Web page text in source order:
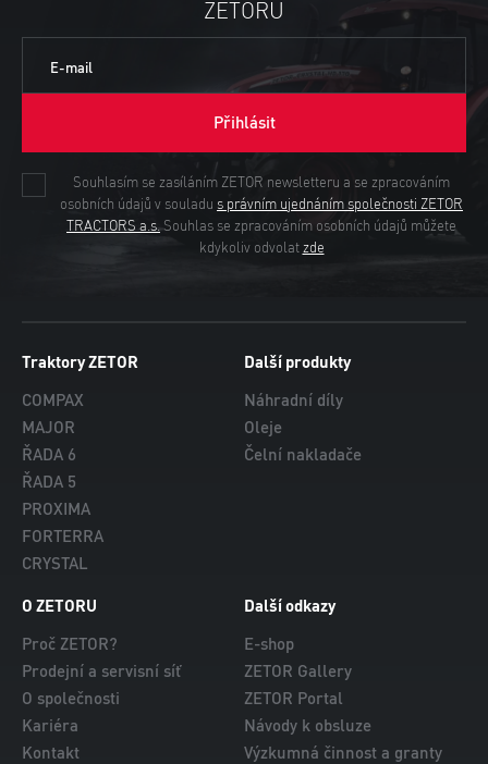
ZETORU
E-mail
Přihlásit
Souhlasím se zasíláním ZETOR newsletteru a se zpracováním
osobních údajů v souladu s právním ujednáním společnosti ZETOR
TRACTORS a.s. Souhlas se zpracováním osobních údajů můžete
kdykoliv odvolat zde
Traktory ZETOR
COMPAX
MAJOR
ŘADA 6
ŘADA 5
PROXIMA
FORTERRA
CRYSTAL
Další produkty
Náhradní díly
Oleje
Čelní nakladače
O ZETORU
Proč ZETOR?
Prodejní a servisní síť
O společnosti
Kariéra
Kontakt
Další odkazy
E-shop
ZETOR Gallery
ZETOR Portal
Návody k obsluze
Výzkumná činnost a granty